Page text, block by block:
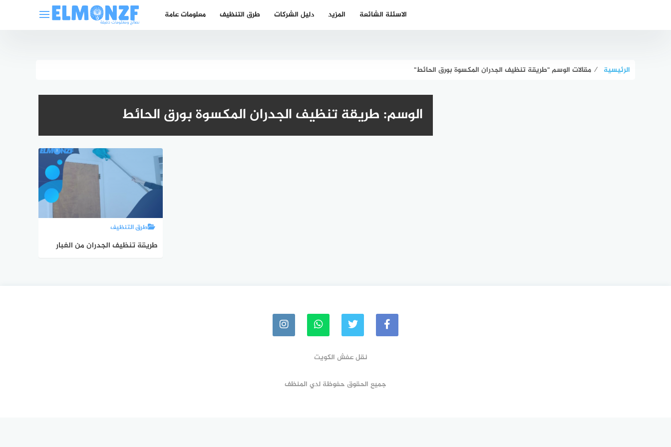
معلومات عامة طرق التنظيف دليل الشركات المزيد الاسئلة الشائعة
الرئيسية ⁄ مقالات الوسم "طريقة تنظيف الجدران المكسوة بورق الحائط"
الوسم: طريقة تنظيف الجدران المكسوة بورق الحائط
طرق التنظيف
طريقة تنظيف الجدران من الغبار
نقل عفش الكويت
جميع الحقوق حفوظة لدي المنظف